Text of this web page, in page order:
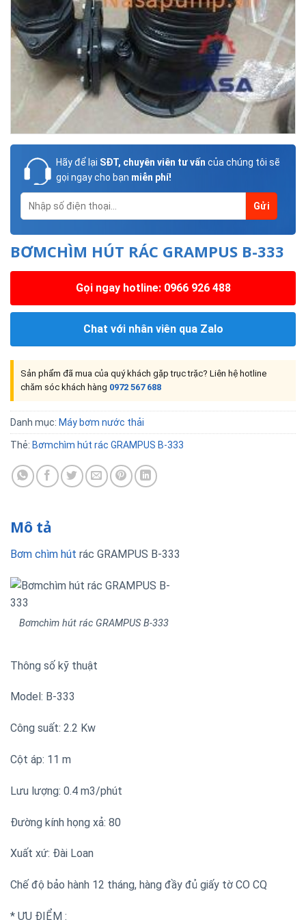
Hãy để lại SĐT, chuyên viên tư vấn của chúng tôi sẽ
gọi ngay cho bạn miễn phí!
BƠMCHÌM HÚT RÁC GRAMPUS B-333
Gọi ngay hotline: 0966 926 488
Chat với nhân viên qua Zalo
Sản phẩm đã mua của quý khách gặp trục trặc? Liên hệ hotline
chăm sóc khách hàng 0972 567 688
Danh mục: Máy bơm nước thải
Thẻ: Bơmchìm hút rác GRAMPUS B-333
Mô tả
Bơm chìm hút rác GRAMPUS B-333
Bơmchìm hút rác GRAMPUS B-333
Thông số kỹ thuật
Model: B-333
Công suất: 2.2 Kw
Cột áp: 11 m
Lưu lượng: 0.4 m3/phút
Đường kính họng xả: 80
Xuất xứ: Đài Loan
Chế độ bảo hành 12 tháng, hàng đầy đủ giấy tờ CO CQ
* ƯU ĐIỂM :